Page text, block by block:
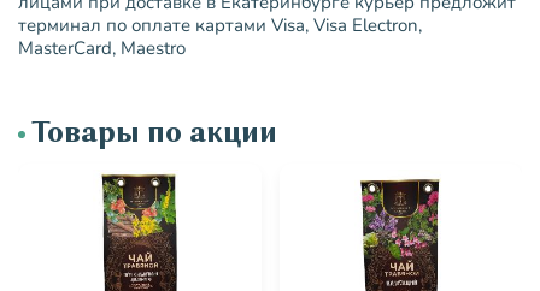
терминал по оплате картами Visa, Visa Electron,
MasterCard, Maestro
Товары по акции